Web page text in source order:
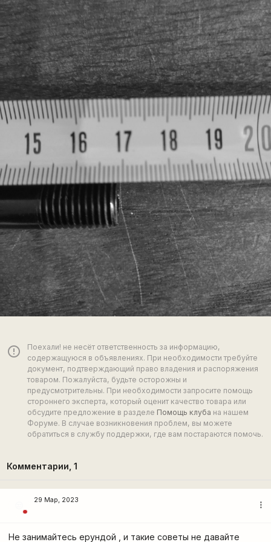
error_outline
Поехали! не несёт ответственность за информацию,
содержащуюся в объявлениях. При необходимости требуйте
документ, подтверждающий право владения и распоряжения
товаром. Пожалуйста, будьте осторожны и
предусмотрительны. При необходимости запросите помощь
стороннего эксперта, который оценит качество товара или
обсудите предложение в разделе Помощь клуба на нашем
Форуме. В случае возникновения проблем, вы можете
обратиться в службу поддержки, где вам постараются помочь.
Комментарии, 1
29 Мар, 2023 more_vert
Не занимайтесь ерундой , и такие советы не давайте